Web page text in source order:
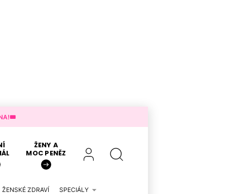
ŽENY A
MOC PENĚZ
ŽENSKÉ ZDRAVÍ SPECIÁLY